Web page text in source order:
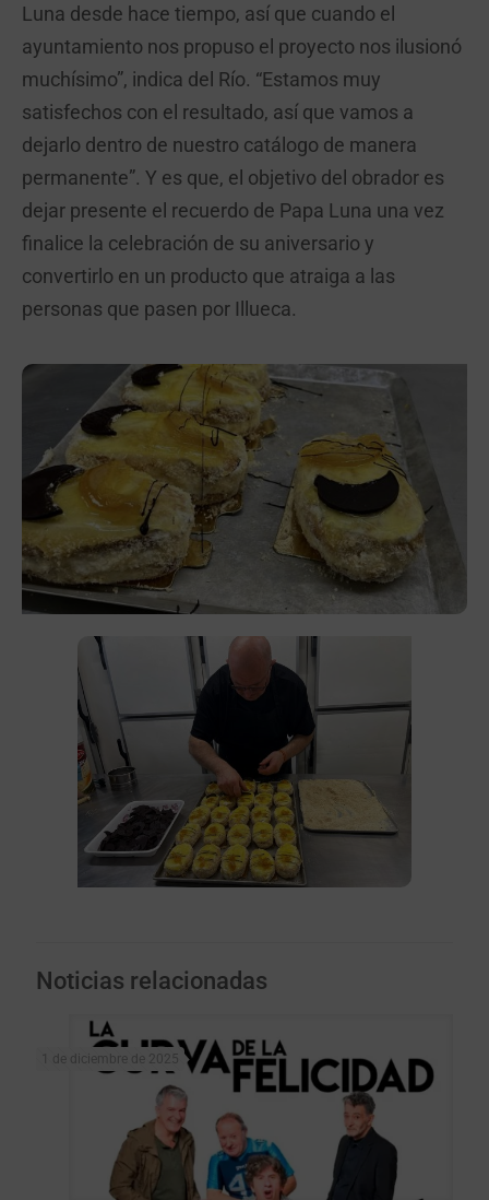
Luna desde hace tiempo, así que cuando el
ayuntamiento nos propuso el proyecto nos ilusionó
muchísimo”, indica del Río. “Estamos muy
satisfechos con el resultado, así que vamos a
dejarlo dentro de nuestro catálogo de manera
permanente”. Y es que, el objetivo del obrador es
dejar presente el recuerdo de Papa Luna una vez
finalice la celebración de su aniversario y
convertirlo en un producto que atraiga a las
personas que pasen por Illueca.
Noticias relacionadas
1 de diciembre de 2025